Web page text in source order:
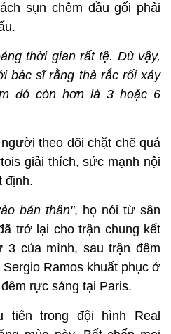
sụn chêm đầu gối phải
thời gian rất tệ. Dù vậy,
bác sĩ rằng thà rắc rối xảy
đó còn hơn là 3 hoặc 6
theo dõi chặt chẽ quá
giải thích, sức mạnh nội
định.
bản thân", họ nói từ sân
trở lại cho trận chung kết
3 của mình, sau trận đêm
Ramos khuất phục ở
rực sáng tại Paris.
tiên trong đội hình Real